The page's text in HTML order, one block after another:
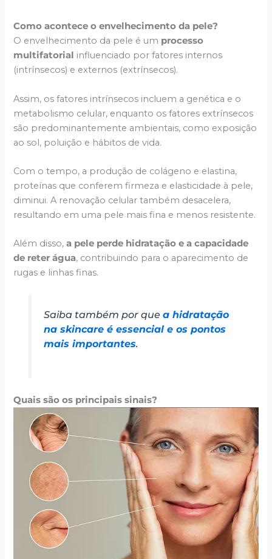
Como acontece o envelhecimento da pele?
O envelhecimento da pele é um processo
multifatorial influenciado por fatores internos
(intrínsecos) e externos (extrínsecos).
Assim, os fatores intrínsecos incluem a genética e o
metabolismo celular, enquanto os fatores extrínsecos
são predominantemente ambientais, como exposição
ao sol, poluição e hábitos de vida.
Com o tempo, a produção de colágeno e elastina,
proteínas que conferem firmeza e elasticidade à pele,
diminui. A renovação celular também desacelera,
resultando em uma pele mais fina e menos resistente.
Além disso,a pele perde hidratação e a capacidade
de reter água, contribuindo para o aparecimento de
rugas e linhas finas.
Saiba também por que a hidratação
na skincareé essencial e os pontos
mais importantes.
Quais são os principais sinais?